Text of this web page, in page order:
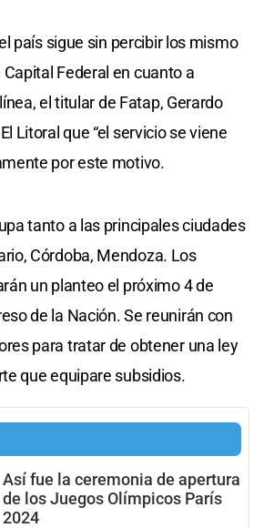
país sigue sin percibir los mismo
Federal en cuanto a
el titular de Fatap, Gerardo
Litoral que “el servicio se viene
por este motivo.
tanto a las principales ciudades
Córdoba, Mendoza. Los
un planteo el próximo 4 de
de la Nación. Se reunirán con
para tratar de obtener una ley
que equipare subsidios.
Así fue la ceremonia de apertura
de los Juegos Olímpicos París
2024